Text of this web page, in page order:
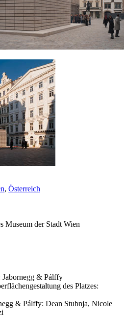
, Österreich
Museum der Stadt Wien
& Pálffy
des Platzes:
& Pálffy: Dean Stubnja, Nicole